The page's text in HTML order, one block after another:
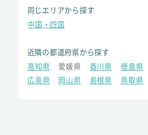
同じエリアから探す
中国・四国
近隣の都道府県から探す
高知県
愛媛県 香川県 徳島県
広島県
岡山県 島根県 鳥取県